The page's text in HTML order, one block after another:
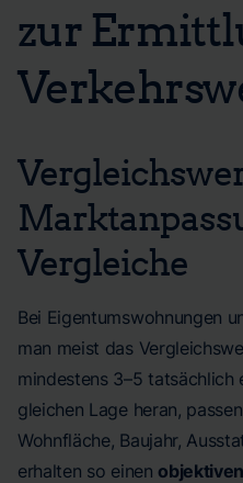
zur
Vergleiche
Bei Eigentumswohnungen
man meist das
mindestens 3–5 tatsächlich
gleichen Lage heran,
Wohnfläche, Baujahr,
erhalten so einen